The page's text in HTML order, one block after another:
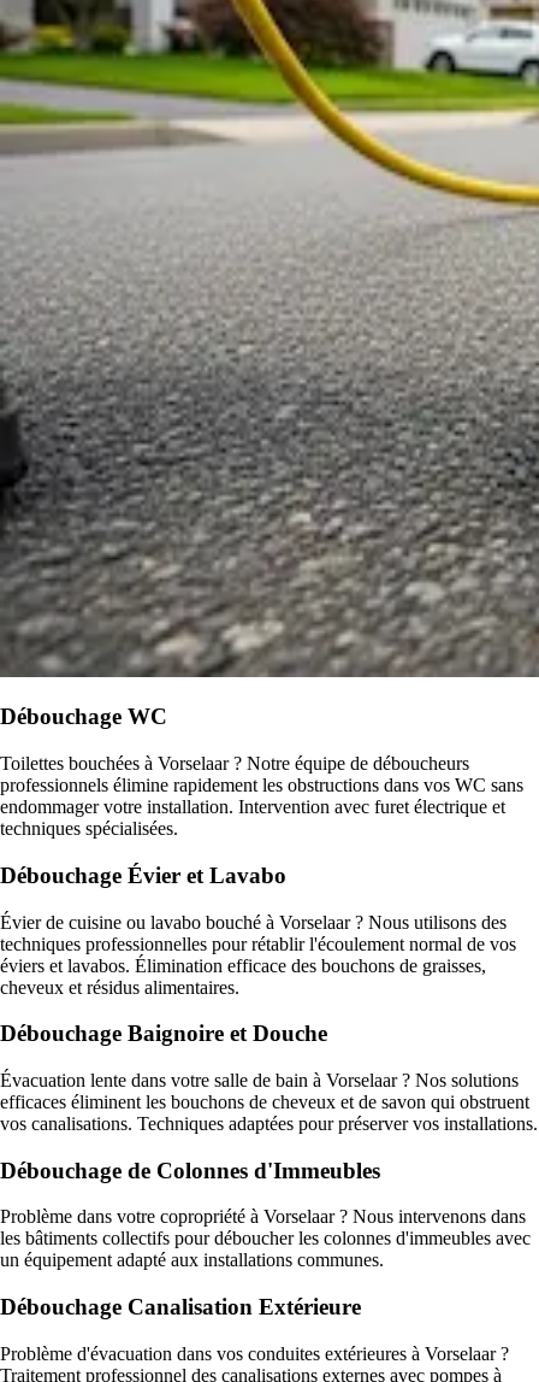
Débouchage WC
Toilettes bouchées à Vorselaar ? Notre équipe de déboucheurs
professionnels élimine rapidement les obstructions dans vos WC sans
endommager votre installation. Intervention avec furet électrique et
techniques spécialisées.
Débouchage Évier et Lavabo
Évier de cuisine ou lavabo bouché à Vorselaar ? Nous utilisons des
techniques professionnelles pour rétablir l'écoulement normal de vos
éviers et lavabos. Élimination efficace des bouchons de graisses,
cheveux et résidus alimentaires.
Débouchage Baignoire et Douche
Évacuation lente dans votre salle de bain à Vorselaar ? Nos solutions
efficaces éliminent les bouchons de cheveux et de savon qui obstruent
vos canalisations. Techniques adaptées pour préserver vos installations.
Débouchage de Colonnes d'Immeubles
Problème dans votre copropriété à Vorselaar ? Nous intervenons dans
les bâtiments collectifs pour déboucher les colonnes d'immeubles avec
un équipement adapté aux installations communes.
Débouchage Canalisation Extérieure
Problème d'évacuation dans vos conduites extérieures à Vorselaar ?
Traitement professionnel des canalisations externes avec pompes à